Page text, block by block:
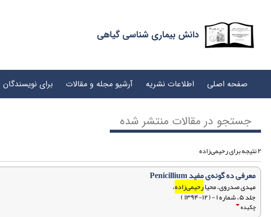
دانش بیماری شناسی گیاهی
صفحه اصلی اطلاعات نشریه آرشیو مجله و مقالات برای نویسندگان
جستجو در مقالات منتشر شده
۲ نتیجه برای رحیمی‌زاده
معرفی ده گونه‌ی مفید Penicillium
مهدی صدروی، محیارحیمی‌زاده،
جلد ۵، شماره ۱ - ( ۱۲-۱۳۹۴ )
چکیده